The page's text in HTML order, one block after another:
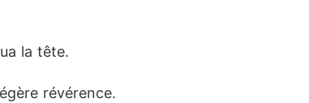
la tête.
révérence.